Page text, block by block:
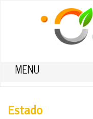
MENU
Estado